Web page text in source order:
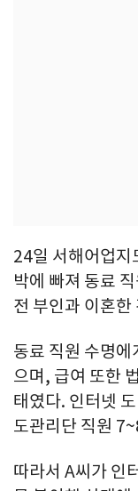
24일 서해어업지
박에 빠져 동료
전 부인과 이혼
동료 직원 수명에
으며, 급여 또한
태였다. 인터넷
도관리단 직원
따라서 A씨가 인